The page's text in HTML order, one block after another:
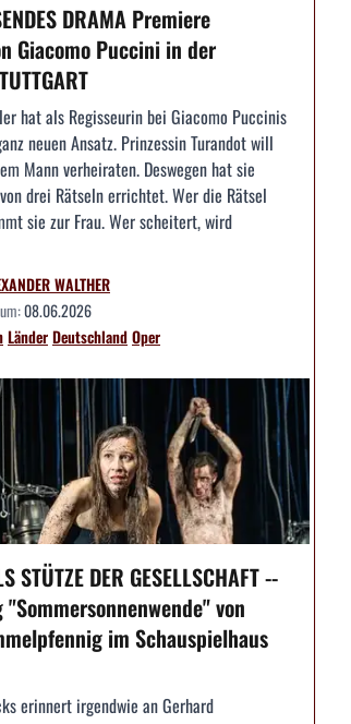
DRAMA Premiere
Giacomo Puccini in der
hat als Regisseurin bei Giacomo Puccinis
neuen Ansatz. Prinzessin Turandot will
Mann verheiraten. Deswegen hat sie
drei Rätseln errichtet. Wer die Rätsel
sie zur Frau. Wer scheitert, wird
WALTHER
08.06.2026
LänderDeutschlandOper
STÜTZE DER GESELLSCHAFT --
von
im Schauspielhaus
erinnert irgendwie an Gerhard